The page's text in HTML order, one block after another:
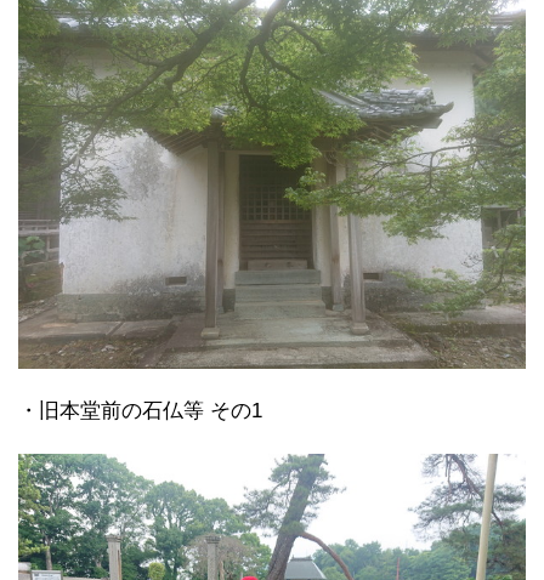
・旧本堂前の石仏等 その1